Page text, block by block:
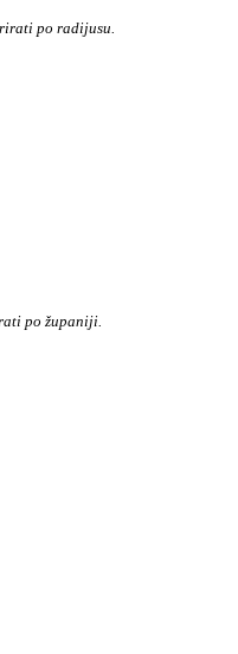
po radijusu.
po županiji.